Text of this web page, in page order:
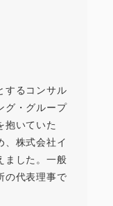
するコンサル
グ・グループ
抱いていた
、株式会社イ
ました。一般
の代表理事で